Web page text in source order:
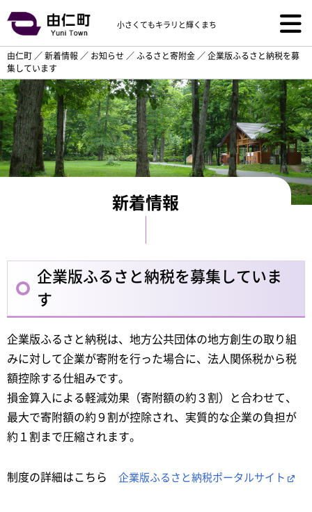
小さくてもキラリと輝くまち
由仁町 ／ 新着情報 ／ お知らせ ／ ふるさと寄附金 ／ 企業版ふるさと納税を募
集しています
新着情報
企業版ふるさと納税を募集していま
す
企業版ふるさと納税は、地方公共団体の地方創生の取り組
みに対して企業が寄附を行った場合に、法人関係税から税
額控除する仕組みです。
損金算入による軽減効果（寄附額の約３割）と合わせて、
最大で寄附額の約９割が控除され、実質的な企業の負担が
約１割まで圧縮されます。
制度の詳細はこちら 企業版ふるさと納税ポータルサイト